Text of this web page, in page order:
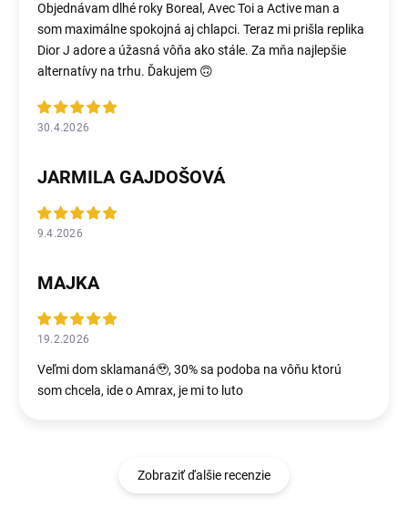
Objednávam dlhé roky Boreal, Avec Toi a Active man a
som maximálne spokojná aj chlapci. Teraz mi prišla replika
Dior J adore a úžasná vôňa ako stále. Za mňa najlepšie
alternatívy na trhu. Ďakujem 🙃
30.4.2026
JARMILA GAJDOŠOVÁ
9.4.2026
MAJKA
19.2.2026
Veľmi dom sklamaná🥹, 30% sa podoba na vôňu ktorú
som chcela, ide o Amrax, je mi to luto
Zobraziť ďalšie recenzie